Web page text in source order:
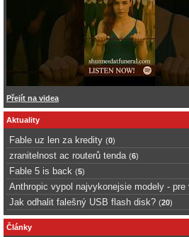
Přejít na videa
Aktuality
Fable uz len za kredity (0)
zranitelnost ac routerů tenda (6)
Fable 5 is back (5)
Anthropic vypol najvykonejsie modely -
Jak odhalit falešný USB flash disk? (20)
Články